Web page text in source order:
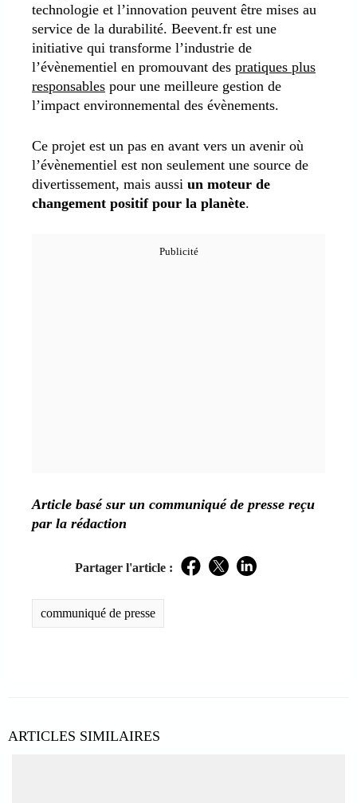
technologie et l’innovation peuvent être mises au
service de la durabilité. Beevent.fr est une
initiative qui transforme l’industrie de
l’évènementiel en promouvant des pratiques plus
responsables pour une meilleure gestion de
l’impact environnemental des évènements.
Ce projet est un pas en avant vers un avenir où
l’évènementiel est non seulement une source de
divertissement, mais aussi un moteur de
changement positif pour la planète.
Article basé sur un communiqué de presse reçu
par la rédaction
Partager l'article : Facebook
TwitterLinkedIn
communiqué de presse
ARTICLES SIMILAIRES